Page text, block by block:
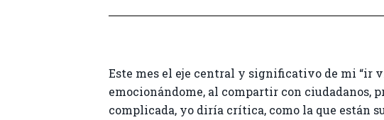
Este mes el eje central y significativo de mi “ir
emocionándome, al compartir con ciudadanos,
complicada, yo diría crítica, como la que están